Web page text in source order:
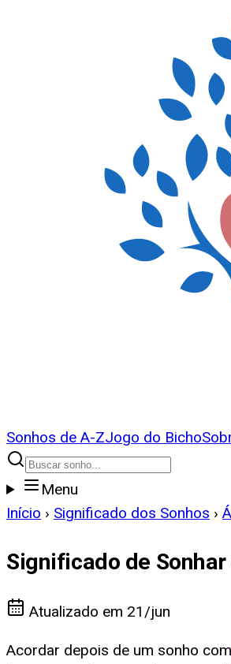
Sonhos de A-ZJogo do Bicho
Menu
Início › Significado dos Sonhos ›
Significado de
Atualizado em 21/jun
Acordar depois de um sonho com